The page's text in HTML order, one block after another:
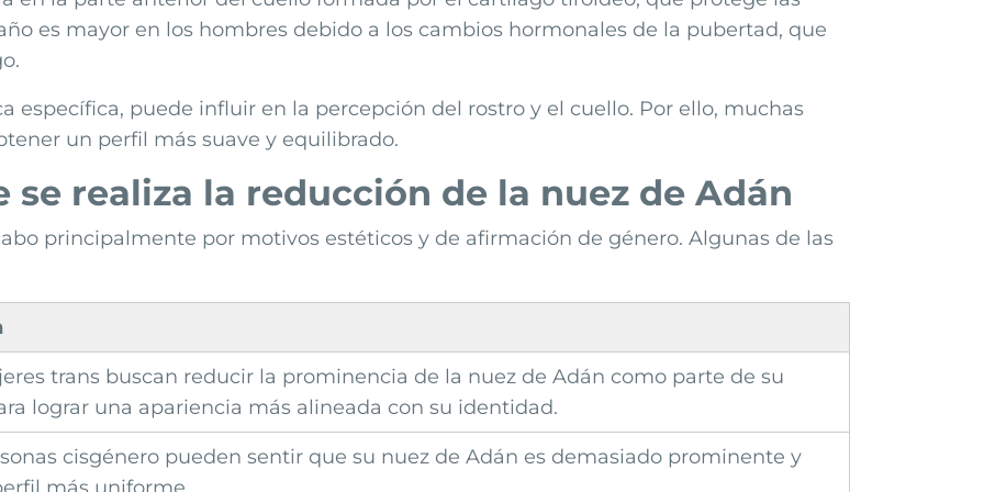
es mayor en los hombres debido a los cambios hormonales de la pubertad, que
específica, puede influir en la percepción del rostro y el cuello. Por ello, muchas
un perfil más suave y equilibrado.
se realiza la reducción de la nuez de Adán
principalmente por motivos estéticos y de afirmación de género. Algunas de las
trans buscan reducir la prominencia de la nuez de Adán como parte de su
lograr una apariencia más alineada con su identidad.
cisgénero pueden sentir que su nuez de Adán es demasiado prominente y